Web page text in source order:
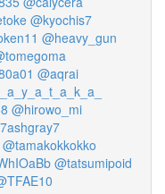
@kyochis7
@heavy_gun
@aqrai
@hirowo_mi
@tamakokkokko
@tatsumipoid